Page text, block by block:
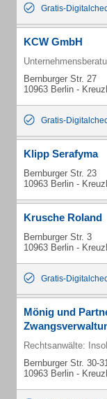
Gratis-
KCW GmbH
Bernburger Str. 27
10963 Berlin -
Gratis-
Klipp Serafyma
Bernburger Str. 23
10963 Berlin -
Krusche Roland
Bernburger Str. 3
10963 Berlin -
Gratis-
Mönig und
Rechtsanwälte:
Bernburger Str. 30-
10963 Berlin -